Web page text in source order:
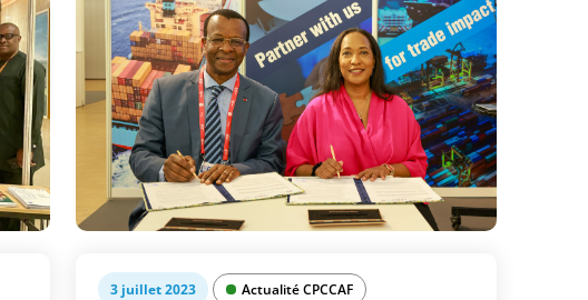
3 juillet 2023
Actualité CPCCAF